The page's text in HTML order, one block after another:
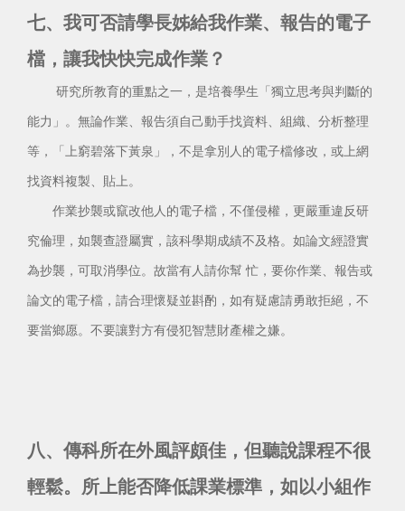
七、我可否請學長姊給我作業、報告的電子
檔，讓我快快完成作業？
研究所教育的重點之一，是培養學生「獨立思考與判斷的
能力」。無論作業、報告須自己動手找資料、組織、分析整理
等，「上窮碧落下黃泉」，不是拿別人的電子檔修改，或上網
找資料複製、貼上。
作業抄襲或竄改他人的電子檔，不僅侵權，更嚴重違反研
究倫理，如襲查證屬實，該科學期成績不及格。如論文經證實
為抄襲，可取消學位。故當有人請你幫 忙，要你作業、報告或
論文的電子檔，請合理懷疑並斟酌，如有疑慮請勇敢拒絕，不
要當鄉愿。不要讓對方有侵犯智慧財產權之嫌。
八、傳科所在外風評頗佳，但聽說課程不很
輕鬆。所上能否降低課業標準，如以小組作